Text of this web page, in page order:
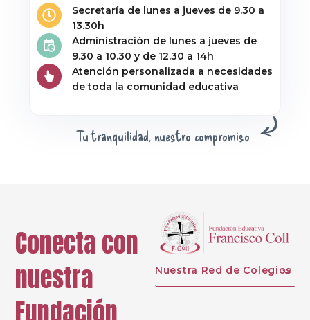
Secretaría de lunes a jueves de 9.30 a
13.30h
Administración de lunes a jueves de
9.30 a 10.30 y de 12.30 a 14h
Atención personalizada a necesidades
de toda la comunidad educativa
Tu tranquilidad, nuestro compromiso
Conecta con
nuestra
Fundación
Nuestra Red de Colegios